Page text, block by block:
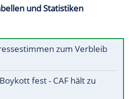
und Statistiken
zum Verbleib
fest - CAF hält zu